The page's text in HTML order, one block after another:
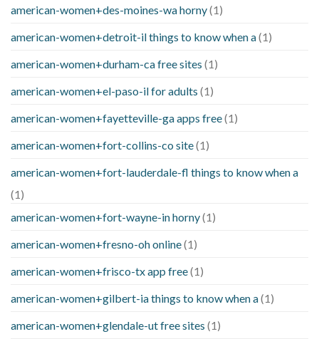
american-women+des-moines-wa horny(1)
american-women+detroit-il things to know when a(1)
american-women+durham-ca free sites (1)
american-women+el-paso-il for adults (1)
american-women+fayetteville-ga apps free(1)
american-women+fort-collins-co site(1)
american-women+fort-lauderdale-fl things to know when a
(1)
american-women+fort-wayne-in horny(1)
american-women+fresno-oh online(1)
american-women+frisco-tx app free(1)
american-women+gilbert-ia things to know when a(1)
american-women+glendale-ut free sites (1)